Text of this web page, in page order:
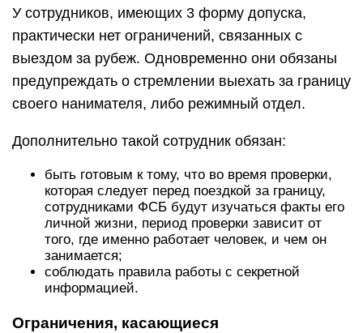
У сотрудников, имеющих 3 форму допуска,
практически нет ограничений, связанных с
выездом за рубеж. Одновременно они обязаны
предупреждать о стремлении выехать за границу
своего нанимателя, либо режимный отдел.
Дополнительно такой сотрудник обязан:
быть готовым к тому, что во время проверки,
которая следует перед поездкой за границу,
сотрудниками ФСБ будут изучаться факты его
личной жизни, период проверки зависит от
того, где именно работает человек, и чем он
занимается;
соблюдать правила работы с секретной
информацией.
Ограничения, касающиеся